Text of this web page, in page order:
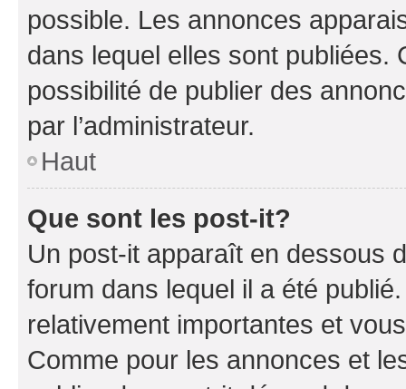
possible. Les annonces
dans lequel elles sont publiées.
possibilité de publier des
par l’administrateur.
Haut
Que sont les post-it?
Un post-it apparaît en dessous
forum dans lequel il a été
relativement importantes et
Comme pour les annonces et